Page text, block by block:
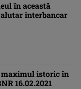
în această
interbancar
maximul istoric în
16.02.2021